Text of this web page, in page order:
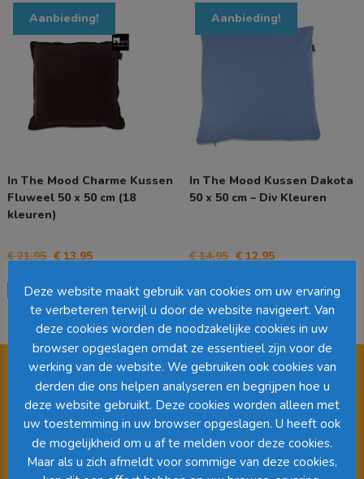
Aanbieding!
In The Mood Charme Kussen
Fluweel 50 x 50 cm (18
kleuren)
€21,95 Oorspronkelijke
was:
€ 21,95.
€13,95Huidige
is:
€ 13,95.
Opties selecterenproduct
heeft
meerdere
variaties.
Deze
optie
gekozen
worden
op
de
Aanbieding!
In The Mood Kussen Dakota
50 x 50 cm – Div Kleuren
€14,95 Oorspronkelijke
was:
€ 14,95.
€12,95Huidige
is:
€ 12,95.
Opties selecterenproduct
heeft
meerdere
variaties.
Deze
optie
kan
gekozen
worden
op
de
Videospeler
Deze website maakt gebruik van cookies om uw ervaring
te verbeteren terwijl u door de website navigeert. Van
deze cookies worden de noodzakelijke cookies in uw
browser opgeslagen omdat ze essentieel zijn voor de
werking van de website. We gebruiken ook cookies van
derden die ons helpen analyseren en begrijpen hoe u
deze website gebruikt. Deze cookies worden alleen met
uw toestemming in uw browser opgeslagen. U heeft ook
de mogelijkheid om u af te melden voor deze cookies.
Maar als u zich afmeldt voor sommige van deze cookies,